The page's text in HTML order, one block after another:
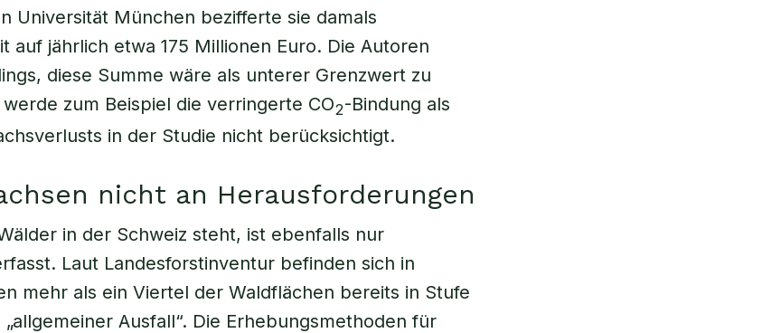
Universität München bezifferte sie damals
auf jährlich etwa 175 Millionen Euro. Die Autoren
diese Summe wäre als unterer Grenzwert zu
zum Beispiel die verringerte CO2-Bindung als
in der Studie nicht berücksichtigt.
nicht an Herausforderungen
in der Schweiz steht, ist ebenfalls nur
Laut Landesforstinventur befinden sich in
mehr als ein Viertel der Waldflächen bereits in Stufe
Ausfall“. Die Erhebungsmethoden für